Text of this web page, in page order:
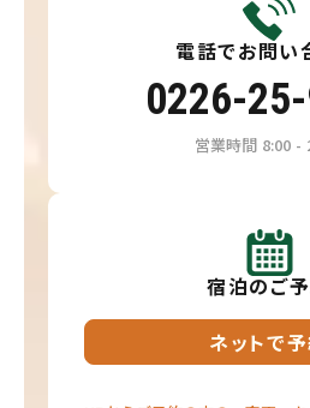
電話でお問い
0226-
営業時間 8:00 -
宿泊のご
ネットで